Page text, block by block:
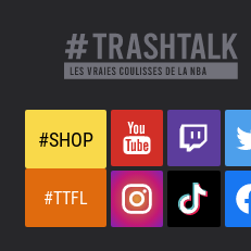
#SHOP
#TTFL